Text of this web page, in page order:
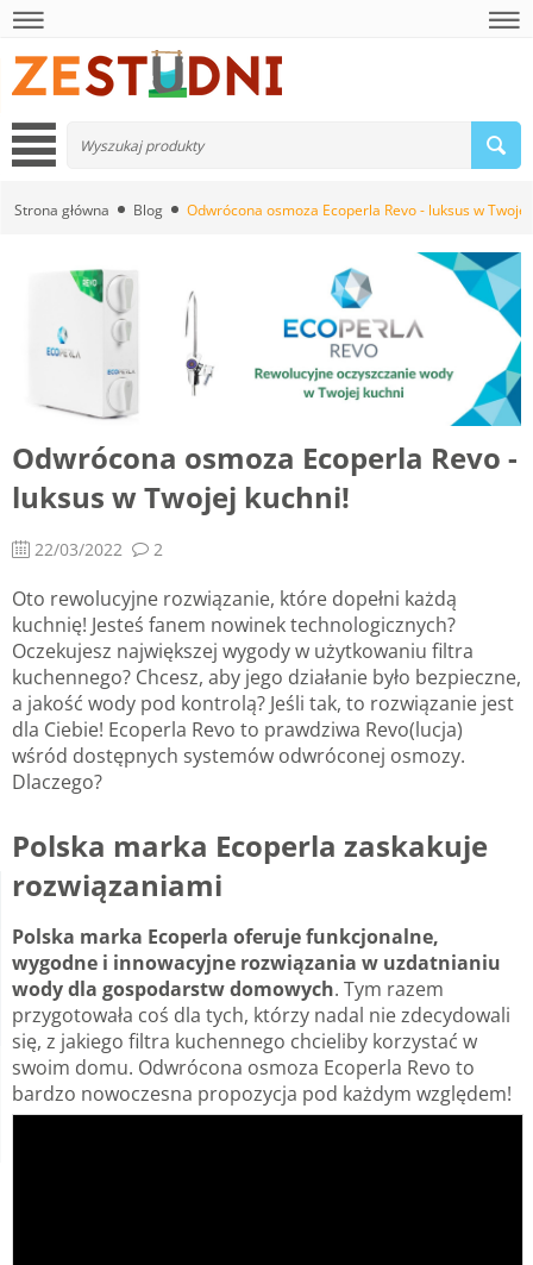
Strona główna Blog Odwrócona osmoza Ecoperla Revo - luksus w
Odwrócona osmoza Ecoperla Revo -
luksus w Twojej kuchni!
22/03/2022 2
Oto rewolucyjne rozwiązanie, które dopełni każdą
kuchnię! Jesteś fanem nowinek technologicznych?
Oczekujesz największej wygody w użytkowaniu filtra
kuchennego? Chcesz, aby jego działanie było bezpieczne,
a jakość wody pod kontrolą? Jeśli tak, to rozwiązanie jest
dla Ciebie! Ecoperla Revo to prawdziwa Revo(lucja)
wśród dostępnych systemów odwróconej osmozy.
Dlaczego?
Polska marka Ecoperla zaskakuje
rozwiązaniami
Polska marka Ecoperla oferuje funkcjonalne,
wygodne i innowacyjne rozwiązania w uzdatnianiu
wody dla gospodarstw domowych. Tym razem
przygotowała coś dla tych, którzy nadal nie zdecydowali
się, z jakiego filtra kuchennego chcieliby korzystać w
swoim domu. Odwrócona osmoza Ecoperla Revo to
bardzo nowoczesna propozycja pod każdym względem!